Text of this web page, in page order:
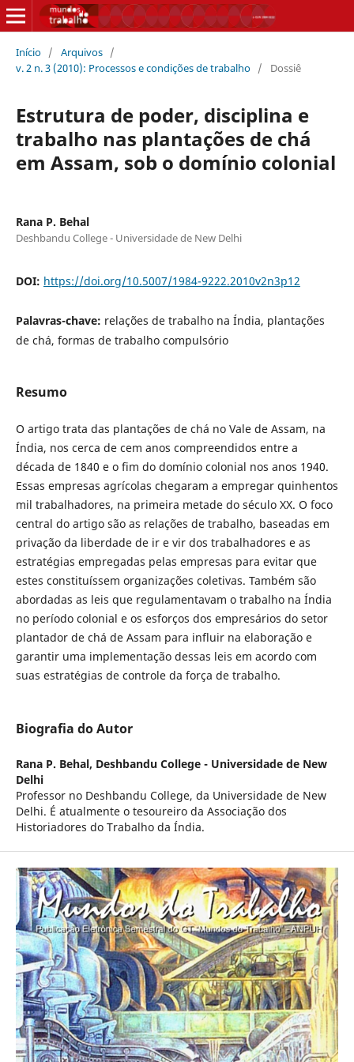
Início / Arquivos /
v. 2 n. 3 (2010): Processos e condições de trabalho / Dossiê
Estrutura de poder, disciplina e
trabalho nas plantações de chá
em Assam, sob o domínio colonial
Rana P. Behal
Deshbandu College - Universidade de New Delhi
DOI: https://doi.org/10.5007/1984-9222.2010v2n3p12
Palavras-chave: relações de trabalho na Índia, plantações
de chá, formas de trabalho compulsório
Resumo
O artigo trata das plantações de chá no Vale de Assam, na
Índia, nos cerca de cem anos compreendidos entre a
década de 1840 e o fim do domínio colonial nos anos 1940.
Essas empresas agrícolas chegaram a empregar quinhentos
mil trabalhadores, na primeira metade do século XX. O foco
central do artigo são as relações de trabalho, baseadas em
privação da liberdade de ir e vir dos trabalhadores e as
estratégias empregadas pelas empresas para evitar que
estes constituíssem organizações coletivas. Também são
abordadas as leis que regulamentavam o trabalho na Índia
no período colonial e os esforços dos empresários do setor
plantador de chá de Assam para influir na elaboração e
garantir uma implementação dessas leis em acordo com
suas estratégias de controle da força de trabalho.
Biografia do Autor
Rana P. Behal, Deshbandu College - Universidade de New
Delhi
Professor no Deshbandu College, da Universidade de New
Delhi. É atualmente o tesoureiro da Associação dos
Historiadores do Trabalho da Índia.